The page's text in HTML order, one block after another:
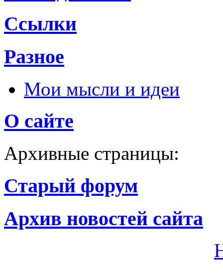
Ссылки
Разное
Мои мысли и идеи
О сайте
Архивные страницы:
Старый форум
Архив новостей сайта